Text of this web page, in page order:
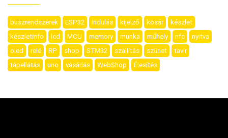
buszrendszerek ESP32 indulás kijelző kosár
készlet
készletinfo
lcd MCU memory munka műhely nfc
nyitva
oled
relé RP shop STM32 szállítás szünet
tavir
tápellátás
uno vásárlás WebShop Élesítés